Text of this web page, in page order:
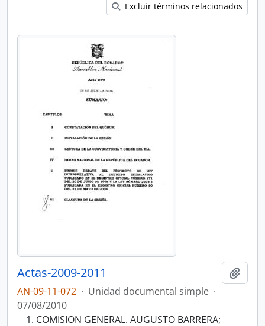
Excluir términos relacionados
Actas-2009-2011
AN-09-11-072 · Unidad documental simple ·
07/08/2010
COMISION GENERAL. AUGUSTO BARRERA;